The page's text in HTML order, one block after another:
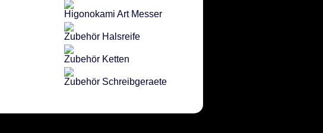
Higonokami Art Messer
Zubehör Halsreife
Zubehör Ketten
Zubehör Schreibgeraete